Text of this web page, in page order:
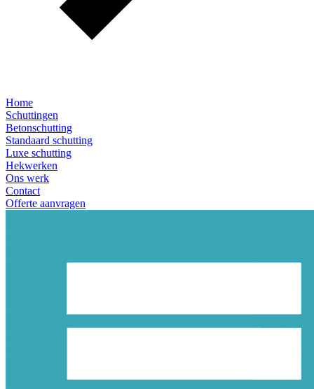
Home
Schuttingen
Betonschutting
Standaard schutting
Luxe schutting
Hekwerken
Ons werk
Contact
Offerte aanvragen